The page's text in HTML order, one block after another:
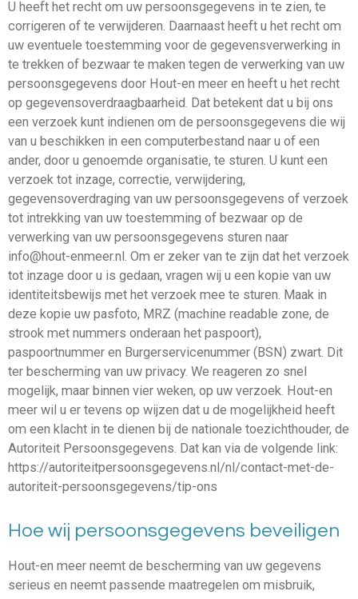
U heeft het recht om uw persoonsgegevens in te zien, te
corrigeren of te verwijderen. Daarnaast heeft u het recht om
uw eventuele toestemming voor de gegevensverwerking in
te trekken of bezwaar te maken tegen de verwerking van uw
persoonsgegevens door Hout-en meer en heeft u het recht
op gegevensoverdraagbaarheid. Dat betekent dat u bij ons
een verzoek kunt indienen om de persoonsgegevens die wij
van u beschikken in een computerbestand naar u of een
ander, door u genoemde organisatie, te sturen. U kunt een
verzoek tot inzage, correctie, verwijdering,
gegevensoverdraging van uw persoonsgegevens of verzoek
tot intrekking van uw toestemming of bezwaar op de
verwerking van uw persoonsgegevens sturen naar
info@hout-enmeer.nl. Om er zeker van te zijn dat het verzoek
tot inzage door u is gedaan, vragen wij u een kopie van uw
identiteitsbewijs met het verzoek mee te sturen. Maak in
deze kopie uw pasfoto, MRZ (machine readable zone, de
strook met nummers onderaan het paspoort),
paspoortnummer en Burgerservicenummer (BSN) zwart. Dit
ter bescherming van uw privacy. We reageren zo snel
mogelijk, maar binnen vier weken, op uw verzoek. Hout-en
meer wil u er tevens op wijzen dat u de mogelijkheid heeft
om een klacht in te dienen bij de nationale toezichthouder, de
Autoriteit Persoonsgegevens. Dat kan via de volgende link:
https://autoriteitpersoonsgegevens.nl/nl/contact-met-de-
autoriteit-persoonsgegevens/tip-ons
Hoe wij persoonsgegevens beveiligen
Hout-en meer neemt de bescherming van uw gegevens
serieus en neemt passende maatregelen om misbruik,